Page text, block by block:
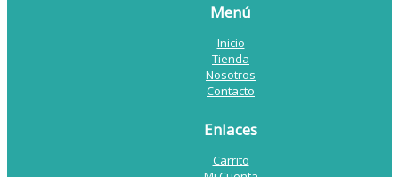
Menú
Inicio
Tienda
Nosotros
Contacto
Enlaces
Carrito